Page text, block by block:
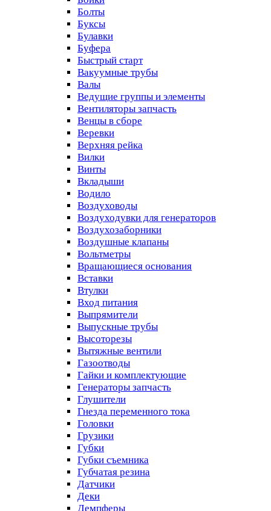
Болты
Буксы
Булавки
Буфера
Быстрый старт
Вакуумные трубы
Валы
Ведущие группы и элементы
Вентиляторы запчасть
Венцы в сборе
Веревки
Верхняя рейка
Вилки
Винты
Вкладыши
Водило
Воздуховоды
Воздуходувки для генераторов
Воздухозаборники
Воздушные клапаны
Вольтметры
Вращающиеся основания
Вставки
Втулки
Вход питания
Выпрямители
Выпускные трубы
Высоторезы
Вытяжные вентили
Газоотводы
Гайки и комплектующие
Генераторы запчасть
Глушители
Гнезда переменного тока
Головки
Грузики
Губки
Губки съемника
Губчатая резина
Датчики
Деки
Демпферы